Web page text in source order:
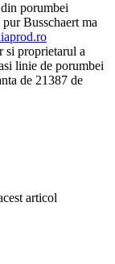
porumbei
Busschaert ma
si proprietarul a
linie de porumbei
de 21387 de
articol